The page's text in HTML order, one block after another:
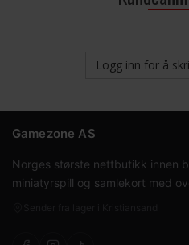
Logg inn for å
Gamezone AS
Norges største nettbutikk innen
miniatyrspill og samlekort med